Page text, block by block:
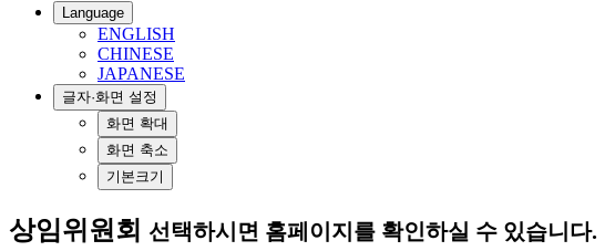
Language
ENGLISH
CHINESE
JAPANESE
글자·화면 설정
화면 확대
화면 축소
기본크기
상임위원회 선택하시면 홈페이지를 확인하실 수 있습니다.